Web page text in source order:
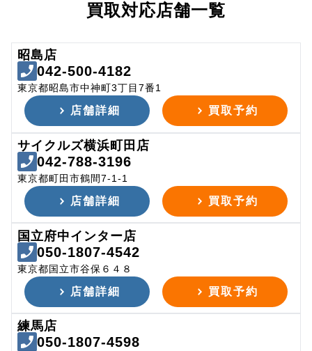
買取対応店舗一覧
昭島店
042-500-4182
東京都昭島市中神町3丁目7番1
店舗詳細 買取予約
サイクルズ横浜町田店
042-788-3196
東京都町田市鶴間7-1-1
店舗詳細 買取予約
国立府中インター店
050-1807-4542
東京都国立市谷保６４８
店舗詳細 買取予約
練馬店
050-1807-4598